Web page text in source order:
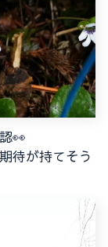
👀
待が持てそう